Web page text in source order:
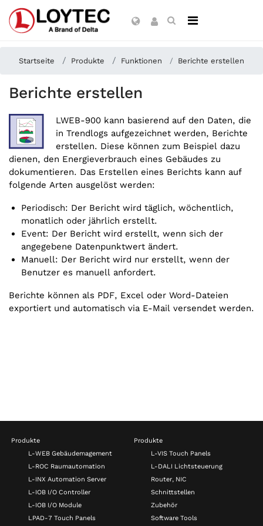
Startseite Produkte Funktionen Berichte erstellen
Berichte erstellen
LWEB-900 kann basierend auf den Daten, die
in Trendlogs aufgezeichnet werden, Berichte
erstellen. Diese können zum Beispiel dazu
dienen, den Energieverbrauch eines Gebäudes zu
dokumentieren. Das Erstellen eines Berichts kann auf
folgende Arten ausgelöst werden:
Periodisch: Der Bericht wird täglich, wöchentlich,
monatlich oder jährlich erstellt.
Event: Der Bericht wird erstellt, wenn sich der
angegebene Datenpunktwert ändert.
Manuell: Der Bericht wird nur erstellt, wenn der
Benutzer es manuell anfordert.
Berichte können als PDF, Excel oder Word-Dateien
exportiert und automatisch via E-Mail versendet werden.
Produkte
L-WEB Gebäudemagement
L-ROC Raumautomation
L-INX Automation Server
L-IOB I/O Controller
L-IOB I/O Module
LPAD-7 Touch Panels
Produkte
L-VIS Touch Panels
L-DALI Lichtsteuerung
Router, NIC
Schnittstellen
Zubehör
Software Tools